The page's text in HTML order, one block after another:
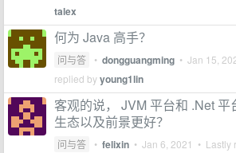
talex
何为 Java 高手？
问与答 • dongguangming • Jan 15,
replied byyoung1lin
客观的说， JVM 平台和 .Net 平
生态以及前景更好？
问与答 • felixin • Jan 6, 2021 • Lastly